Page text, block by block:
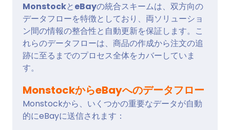
MonstockとeBayの統合スキームは、双方向の
データフローを特徴としており、両ソリューショ
ン間の情報の整合性と自動更新を保証します。こ
れらのデータフローは、商品の作成から注文の追
跡に至るまでのプロセス全体をカバーしていま
す。
MonstockからeBayへのデータフロー
Monstockから、いくつかの重要なデータが自動
的にeBayに送信されます：